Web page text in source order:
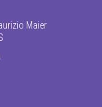
Maier